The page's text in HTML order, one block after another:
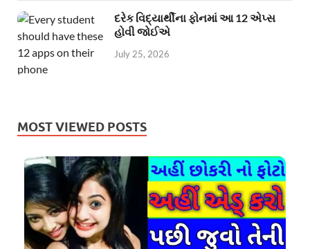
દરેક વિદ્યાર્થીના ફોનમાં આ 12 એપ્સ
હોવી જોઈએ
July 25, 2026
MOST VIEWED POSTS